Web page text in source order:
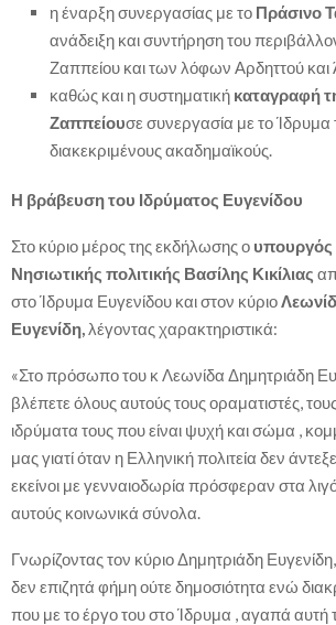
η έναρξη συνεργασίας με το Πράσινο
ανάδειξη και συντήρηση του
Ζαππείου και των λόφων Αρδηττού και
καθώς και η συστηματική καταγραφή
Ζαππείουσε συνεργασία με το Ίδρυμα
διακεκριμένους ακαδημαϊκούς.
Η βράβευση του Ιδρύματος Ευγενίδου
Στο κύριο μέρος της εκδήλωσης ο υπουργός
Νησιωτικής πολιτικής Βασίλης Κικίλιας
στο Ίδρυμα Ευγενίδου και στον κύριο
Ευγενίδη, λέγοντας χαρακτηριστικά:
«Στο πρόσωπο του κ Λεωνίδα Δημητριάδη
βλέπετε όλους αυτούς τους οραματιστές,
ιδρύματα τους που είναι ψυχή και σώμα ,
μας γιατί όταν η Ελληνική πολιτεία δεν
εκείνοι με γενναιοδωρία πρόσφεραν στα
αυτούς κοινωνικά σύνολα.
Γνωρίζοντας τον κύριο Δημητριάδη
δεν επιζητά φήμη ούτε δημοσιότητα ενώ
που με το έργο του στο Ίδρυμα , αγαπά αυτή